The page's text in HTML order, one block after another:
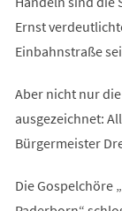
Ernst
Einbahnstraße
Aber nicht nur
ausgezeichnet:
Bürgermeister
Die Gospelchöre